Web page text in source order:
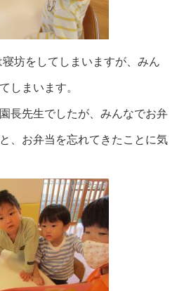
坊をしてしまいますが、みん
しまいます。
長先生でしたが、みんなでお弁
、お弁当を忘れてきたことに気